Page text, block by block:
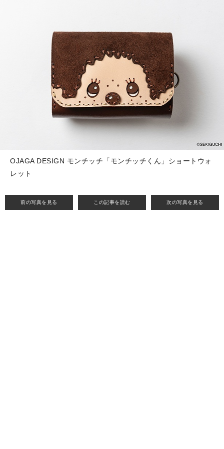
前の写真を見る この記事を読む 次の写真を見る
OJAGA DESIGN モンチッチ「モンチッチくん」ショートウォ
レット